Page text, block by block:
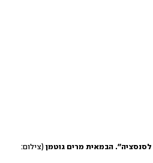
הבמאית מרים גוטמן (צילום: